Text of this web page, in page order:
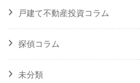
戸建て不動産投資コラム
探偵コラム
未分類